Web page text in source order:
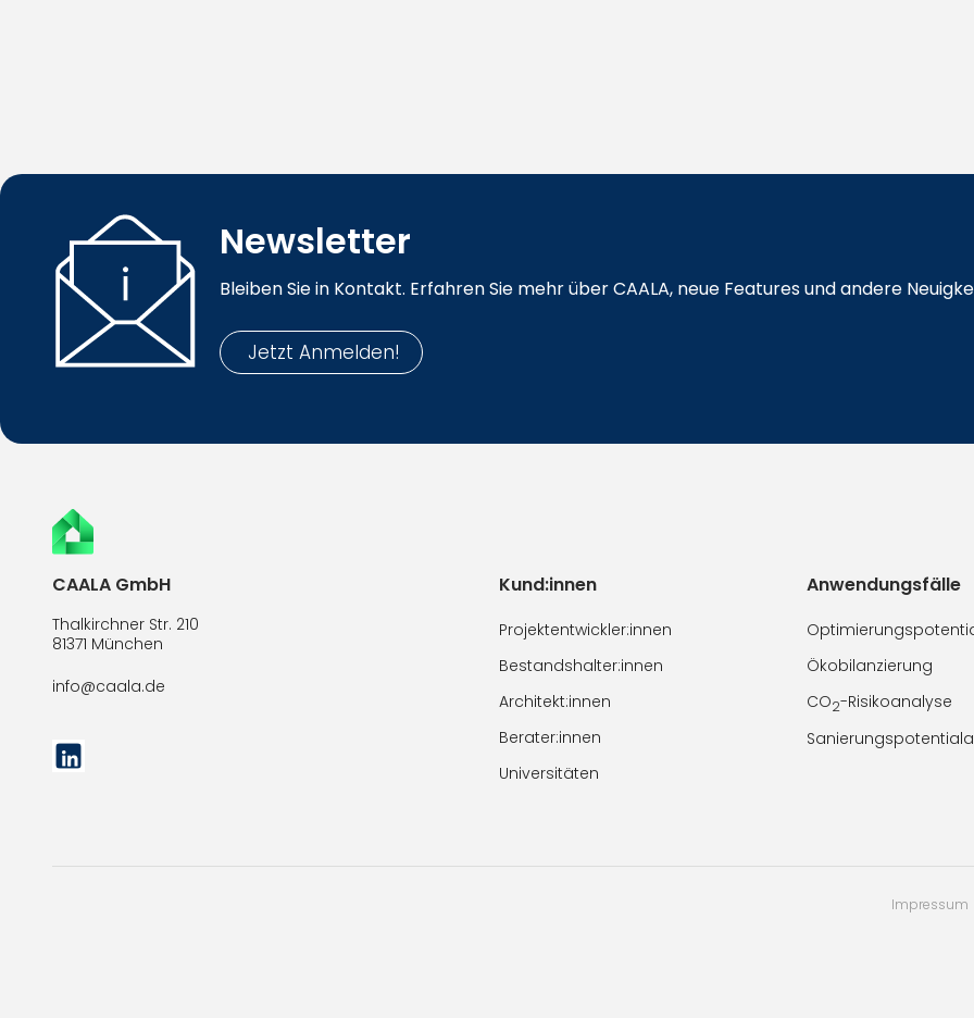
Newsletter
Bleiben Sie in Kontakt. Erfahren Sie mehr über CAALA, neue Features und andere
Jetzt Anmelden!
CAALA GmbH
Thalkirchner Str. 210
81371 München
info@caala.de
Kund:innen
Projektentwickler:innen
Bestandshalter:innen
Architekt:innen
Berater:innen
Universitäten
Anwendungsfälle
Ökobilanzierung
CO2-Risikoanalyse
Impressum